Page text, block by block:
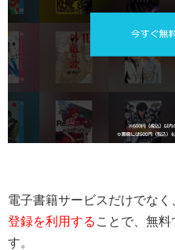
電子書籍サービスだけでなく
登録を利用する ことで、無
す。